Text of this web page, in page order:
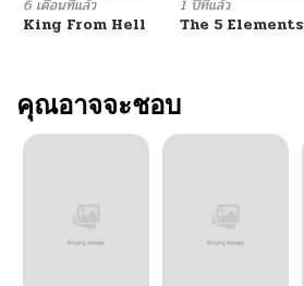
ตอนที่ 27
ตอนที่ 26
6 เดือนที่แล้ว
King From Hell
1 ปีที่แล้ว
The 5 Elements
คุณอาจจะชอบ